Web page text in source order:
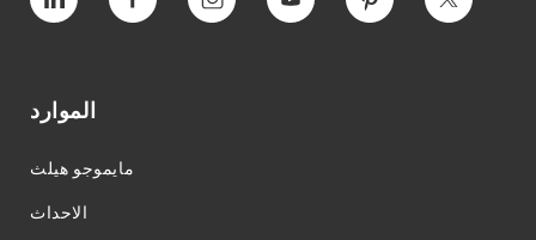
فيميو فيسبوك انستغرام يوتيوب بينتيريست التغريد
الموارد
مايموجو هيلث
الاحداث